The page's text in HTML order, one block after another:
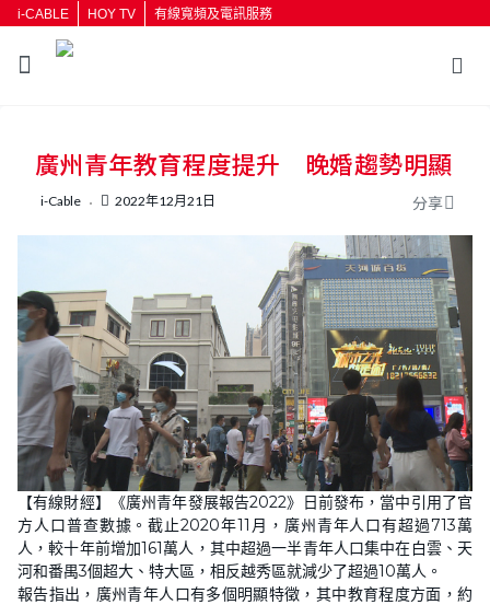
i-CABLE HOY TV 有線寬頻及電訊服務
按輸入鍵開始搜尋
廣州青年教育程度提升 晚婚趨勢明顯
i-Cable 2022年12月21日 分享
【有線財經】《廣州青年發展報告2022》日前發布，當中引用了官
方人口普查數據。截止2020年11月，廣州青年人口有超過713萬
人，較十年前增加161萬人，其中超過一半青年人口集中在白雲、天
河和番禺3個超大、特大區，相反越秀區就減少了超過10萬人。
報告指出，廣州青年人口有多個明顯特徵，其中教育程度方面，約